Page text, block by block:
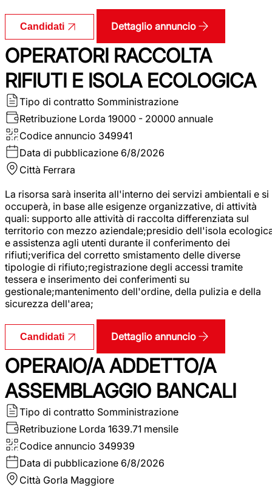
Candidati Dettaglio annuncio
OPERATORI RACCOLTA
RIFIUTI E ISOLA ECOLOGICA
Tipo di contratto Somministrazione
Retribuzione Lorda 19000 - 20000 annuale
Codice annuncio 349941
Data di pubblicazione 6/8/2026
Città Ferrara
La risorsa sarà inserita all'interno dei servizi ambientali e si
occuperà, in base alle esigenze organizzative, di attività
quali: supporto alle attività di raccolta differenziata sul
territorio con mezzo aziendale;presidio dell'isola
e assistenza agli utenti durante il conferimento dei
rifiuti;verifica del corretto smistamento delle diverse
tipologie di rifiuto;registrazione degli accessi tramite
tessera e inserimento dei conferimenti su
gestionale;mantenimento dell'ordine, della pulizia e della
sicurezza dell'area;
Candidati Dettaglio annuncio
OPERAIO/A ADDETTO/A
ASSEMBLAGGIO BANCALI
Tipo di contratto Somministrazione
Retribuzione Lorda 1639.71 mensile
Codice annuncio 349939
Data di pubblicazione 6/8/2026
Città Gorla Maggiore